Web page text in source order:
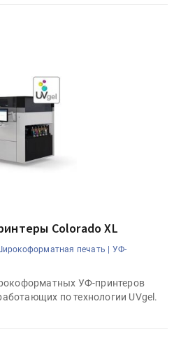
Colorado XL
печать | УФ-
УФ-принтеров
по технологии UVgel.